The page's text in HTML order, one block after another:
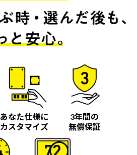
あなた仕様に
カスタマイズ
3年間の
無償保証